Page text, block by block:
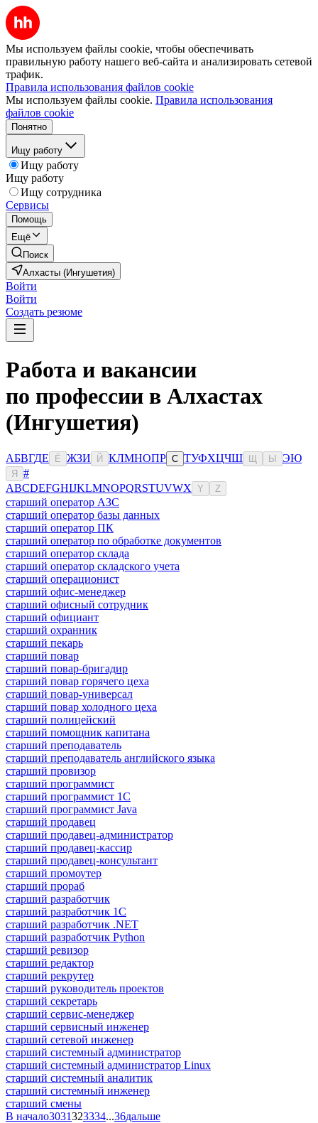
Мы используем файлы cookie, чтобы обеспечивать
правильную работу нашего веб-сайта и анализировать сетевой
трафик.
Правила использования файлов cookie
Мы используем файлы cookie. Правила использования
файлов cookie
Понятно
Ищу работу
Ищу работу
Ищу работу
Ищу сотрудника
Сервисы
Помощь
Ещё
Поиск
Алхасты (Ингушетия)
Войти
Войти
Создать резюме
Работа и вакансии
по профессии в Алхастах
(Ингушетия)
АБВГДЕ Ё ЖЗИ Й КЛМНОПР С ТУФХЦЧШ Ы ЭЮ
Я
#
ABCDEFGHIJKLMNOPQRSTUVWX Y Z
старший оператор АЗС
старший оператор базы данных
старший оператор ПК
старший оператор по обработке документов
старший оператор склада
старший оператор складского учета
старший операционист
старший офис-менеджер
старший офисный сотрудник
старший официант
старший охранник
старший пекарь
старший повар
старший повар-бригадир
старший повар горячего цеха
старший повар-универсал
старший повар холодного цеха
старший полицейский
старший помощник капитана
старший преподаватель
старший преподаватель английского языка
старший провизор
старший программист
старший программист 1С
старший программист Java
старший продавец
старший продавец-администратор
старший продавец-кассир
старший продавец-консультант
старший промоутер
старший прораб
старший разработчик
старший разработчик 1С
старший разработчик .NET
старший разработчик Python
старший ревизор
старший редактор
старший рекрутер
старший руководитель проектов
старший секретарь
старший сервис-менеджер
старший сервисный инженер
старший сетевой инженер
старший системный администратор
старший системный администратор Linux
старший системный аналитик
старший системный инженер
старший смены
В начало3031323334...36дальше